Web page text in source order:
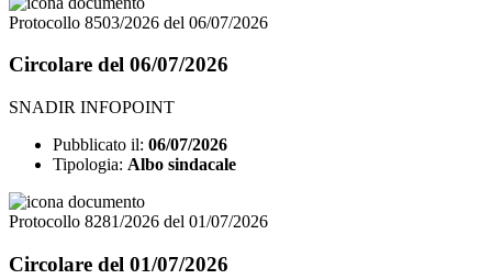
Protocollo 8503/2026 del 06/07/2026
Circolare del 06/07/2026
SNADIR INFOPOINT
Pubblicato il: 06/07/2026
Tipologia: Albo sindacale
Protocollo 8281/2026 del 01/07/2026
Circolare del 01/07/2026